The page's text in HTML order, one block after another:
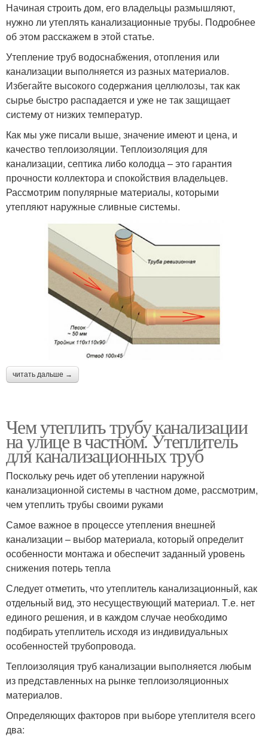
Начиная строить дом, его владельцы размышляют,
нужно ли утеплять канализационные трубы. Подробнее
об этом расскажем в этой статье.
Утепление труб водоснабжения, отопления или
канализации выполняется из разных материалов.
Избегайте высокого содержания целлюлозы, так как
сырье быстро распадается и уже не так защищает
систему от низких температур.
Как мы уже писали выше, значение имеют и цена, и
качество теплоизоляции. Теплоизоляция для
канализации, септика либо колодца – это гарантия
прочности коллектора и спокойствия владельцев.
Рассмотрим популярные материалы, которыми
утепляют наружные сливные системы.
читать дальше →
Чем утеплить трубу канализации
на улице в частном. Утеплитель
для канализационных труб
Поскольку речь идет об утеплении наружной
канализационной системы в частном доме, рассмотрим,
чем утеплить трубы своими руками
Самое важное в процессе утепления внешней
канализации – выбор материала, который определит
особенности монтажа и обеспечит заданный уровень
снижения потерь тепла
Следует отметить, что утеплитель канализационный, как
отдельный вид, это несуществующий материал. Т.е. нет
единого решения, и в каждом случае необходимо
подбирать утеплитель исходя из индивидуальных
особенностей трубопровода.
Теплоизоляция труб канализации выполняется любым
из представленных на рынке теплоизоляционных
материалов.
Определяющих факторов при выборе утеплителя всего
два: